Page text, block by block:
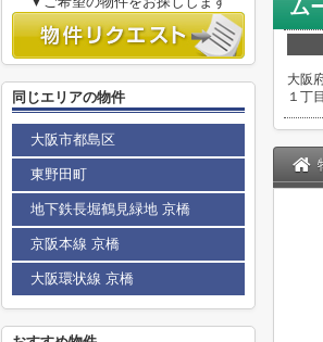
ム
大阪
１丁目
同じエリアの物件
大阪市都島区
東野田町
地下鉄長堀鶴見緑地 京橋
京阪本線 京橋
大阪環状線 京橋